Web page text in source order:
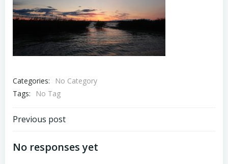
Categories:
No Category
Tags:
No Tag
Post
navigation
Previous post
No responses yet